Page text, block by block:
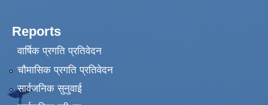
Reports
वार्षिक प्रगति प्रतिवेदन
चौमासिक प्रगति प्रतिवेदन
सार्वजनिक सुनुवाई